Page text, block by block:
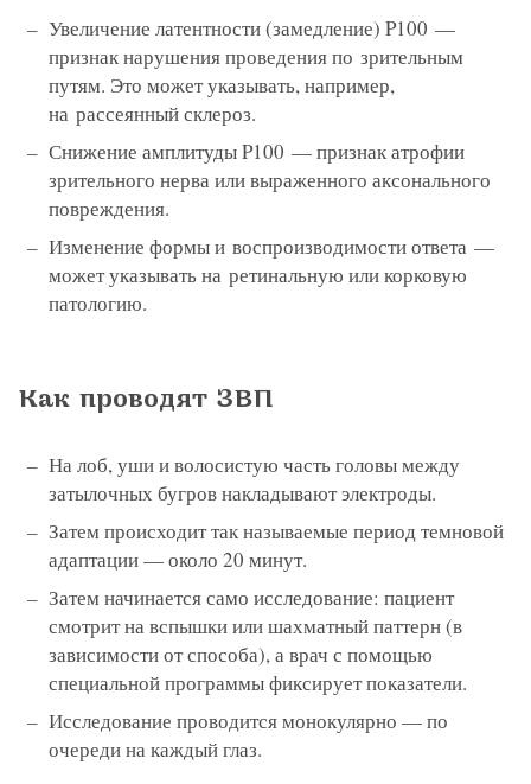
Увеличение латентности (замедление) P100 —
признак нарушения проведения по зрительным
путям. Это может указывать, например,
на рассеянный склероз.
Снижение амплитуды P100 — признак атрофии
зрительного нерва или выраженного аксонального
повреждения.
Изменение формы и воспроизводимости ответа —
может указывать на ретинальную или корковую
патологию.
Как проводят ЗВП
На лоб, уши и волосистую часть головы между
затылочных бугров накладывают электроды.
Затем происходит так называемые период темновой
адаптации — около 20 минут.
Затем начинается само исследование: пациент
смотрит на вспышки или шахматный паттерн (в
зависимости от способа), а врач с помощью
специальной программы фиксирует показатели.
Исследование проводится монокулярно — по
очереди на каждый глаз.